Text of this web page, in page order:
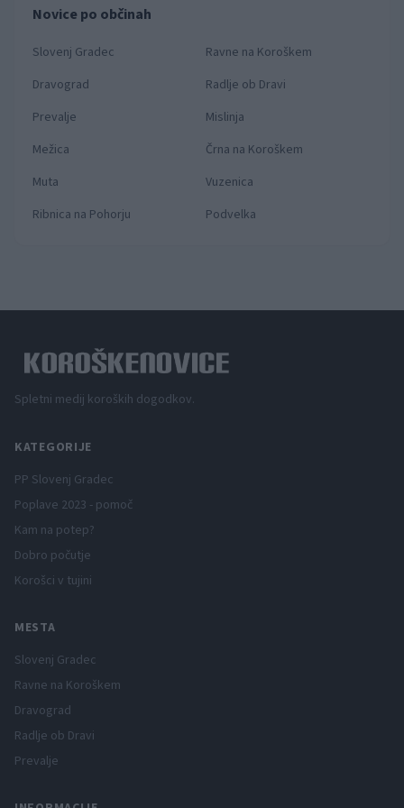
Novice po občinah
Slovenj Gradec
Ravne na Koroškem
Dravograd
Radlje ob Dravi
Prevalje
Mislinja
Mežica
Črna na Koroškem
Muta
Vuzenica
Ribnica na Pohorju
Podvelka
Spletni medij koroških dogodkov.
KATEGORIJE
PP Slovenj Gradec
Poplave 2023 - pomoč
Kam na potep?
Dobro počutje
Korošci v tujini
MESTA
Slovenj Gradec
Ravne na Koroškem
Dravograd
Radlje ob Dravi
Prevalje